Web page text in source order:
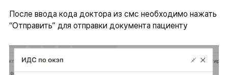
После ввода кода доктора из смс необходимо нажать
“Отправить” для отправки документа пациенту